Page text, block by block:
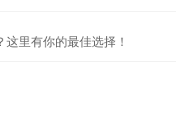
里有你的最佳选择！